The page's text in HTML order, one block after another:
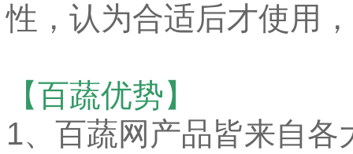
性，认为合适后才使用
【百蔬优势】
1、 百蔬网产品皆来自各